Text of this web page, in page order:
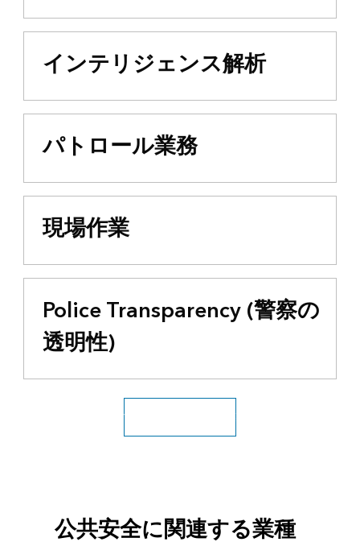
インテリジェンス解析
パトロール業務
現場作業
Police Transparency (警察の
透明性)
すべての公共安全産業
公共安全に関連する業種